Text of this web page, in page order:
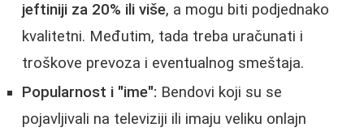
jeftiniji za 20% ili više, a mogu biti podjednako
kvalitetni. Međutim, tada treba uračunati i
troškove prevoza i eventualnog smeštaja.
Popularnost i "ime": Bendovi koji su se
pojavljivali na televiziji ili imaju veliku onlajn